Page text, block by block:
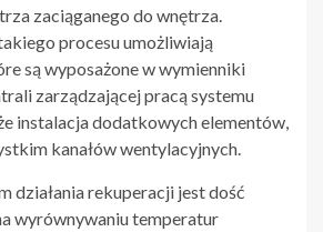
zaciąganego do wnętrza.
procesu umożliwiają
są wyposażone w wymienniki
zarządzającej pracą systemu
instalacja dodatkowych elementów,
kanałów wentylacyjnych.
działania rekuperacji jest dość
wyrównywaniu temperatur